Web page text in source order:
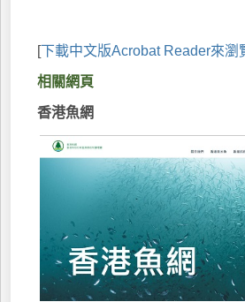
[下載中文版Acrobat Reader來瀏
相關網頁
香港魚網